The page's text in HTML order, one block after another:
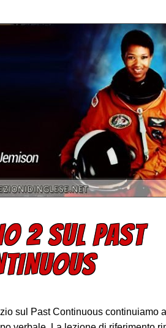
2 SUL PAST
sul Past Continuous continuiamo